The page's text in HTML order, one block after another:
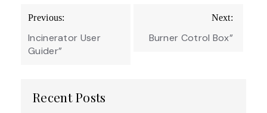
Post
navigation
Previous:
Incinerator User
Guider”
Next:
Burner Cotrol Box”
Recent Posts